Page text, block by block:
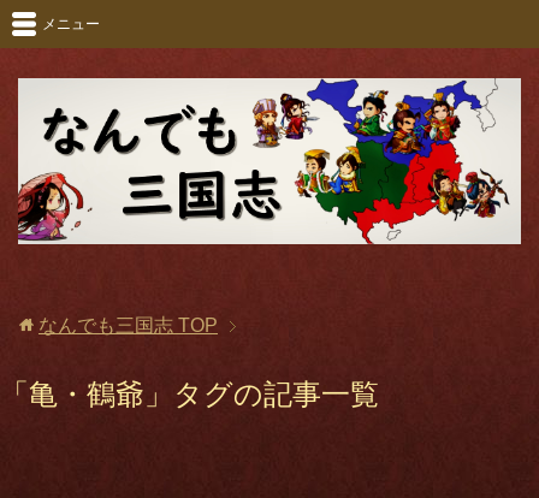
メニュー
なんでも三国志 TOP
「亀・鶴爺」タグの記事一覧